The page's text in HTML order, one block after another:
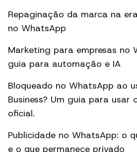
Repaginação da marca na
no WhatsApp
Marketing para empresas no
guia para automação e IA
Bloqueado no WhatsApp ao
Business? Um guia para usar
oficial.
Publicidade no WhatsApp: o
e o que permanece privado